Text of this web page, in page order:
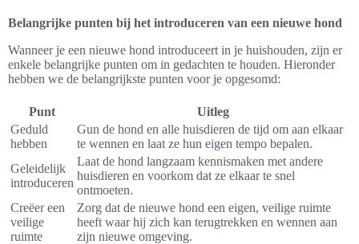
Belangrijke punten bij het introduceren van een nieuwe hond
Wanneer je een nieuwe hond introduceert in je huishouden, zijn er
enkele belangrijke punten om in gedachten te houden. Hieronder
hebben we de belangrijkste punten voor je opgesomd:
Punt
Uitleg
Geduld
hebben
Gun de hond en alle huisdieren de tijd om aan elkaar
te wennen en laat ze hun eigen tempo bepalen.
Geleidelijk
introduceren
Laat de hond langzaam kennismaken met andere
huisdieren en voorkom dat ze elkaar te snel
ontmoeten.
Creëer een
veilige
ruimte
Zorg dat de nieuwe hond een eigen, veilige ruimte
heeft waar hij zich kan terugtrekken en wennen aan
zijn nieuwe omgeving.